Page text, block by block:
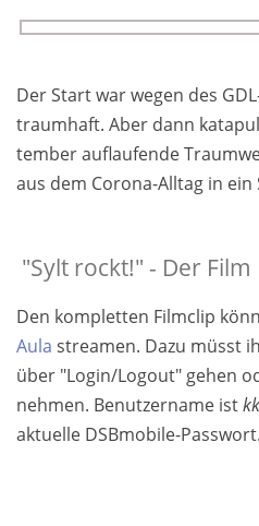
Der Start war wegen des
traum­haft. Aber dann
tember auf­laufende
aus dem Corona-­All­tag in
"Sylt rockt!" - Der Film
Den kompletten Film­clip
Aula streamen. Dazu müsst
über "Login/Logout" gehen
nehmen. Be­nutzer­name ist
aktuelle DSBmobile-Pass­wort.